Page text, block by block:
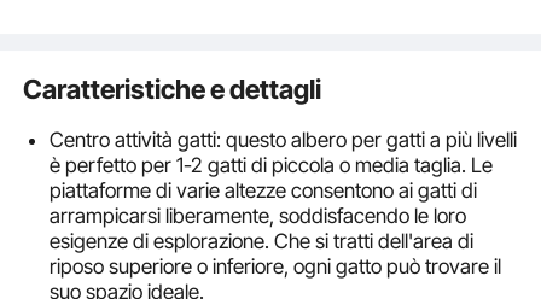
Caratteristiche e dettagli
Centro attività gatti: questo albero per gatti a più livelli
è perfetto per 1-2 gatti di piccola o media taglia. Le
piattaforme di varie altezze consentono ai gatti di
arrampicarsi liberamente, soddisfacendo le loro
esigenze di esplorazione. Che si tratti dell'area di
riposo superiore o inferiore, ogni gatto può trovare il
suo spazio ideale.